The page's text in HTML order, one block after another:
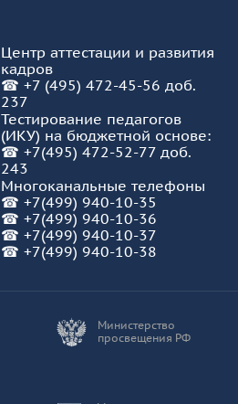
Центр аттестации и развития
кадров
☎ +7 (495) 472-45-56 доб.
237
Тестирование педагогов
(ИКУ) на бюджетной основе:
☎ +7(495) 472-52-77 доб.
243
Многоканальные телефоны
☎ +7(499) 940-10-35
☎ +7(499) 940-10-36
☎ +7(499) 940-10-37
☎ +7(499) 940-10-38
Министерство
просвещения РФ